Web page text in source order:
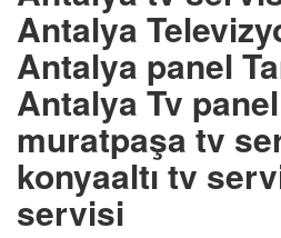
Antalya
Antalya panel
Antalya Tv
muratpaşa tv
konyaaltı tv
servisi